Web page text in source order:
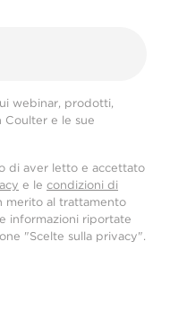
webinar, prodotti,
Coulter e le sue
di aver letto e accettato
e le condizioni di
merito al trattamento
informazioni riportate
"Scelte sulla privacy".